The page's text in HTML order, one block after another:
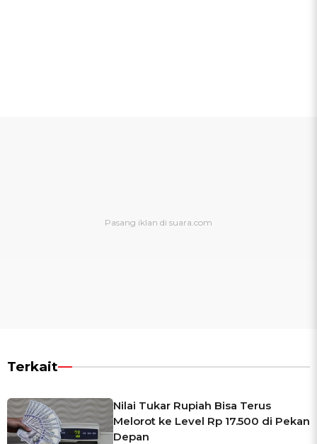
Terkait
Nilai Tukar Rupiah Bisa Terus
Melorot ke Level Rp 17.500 di Pekan
Depan